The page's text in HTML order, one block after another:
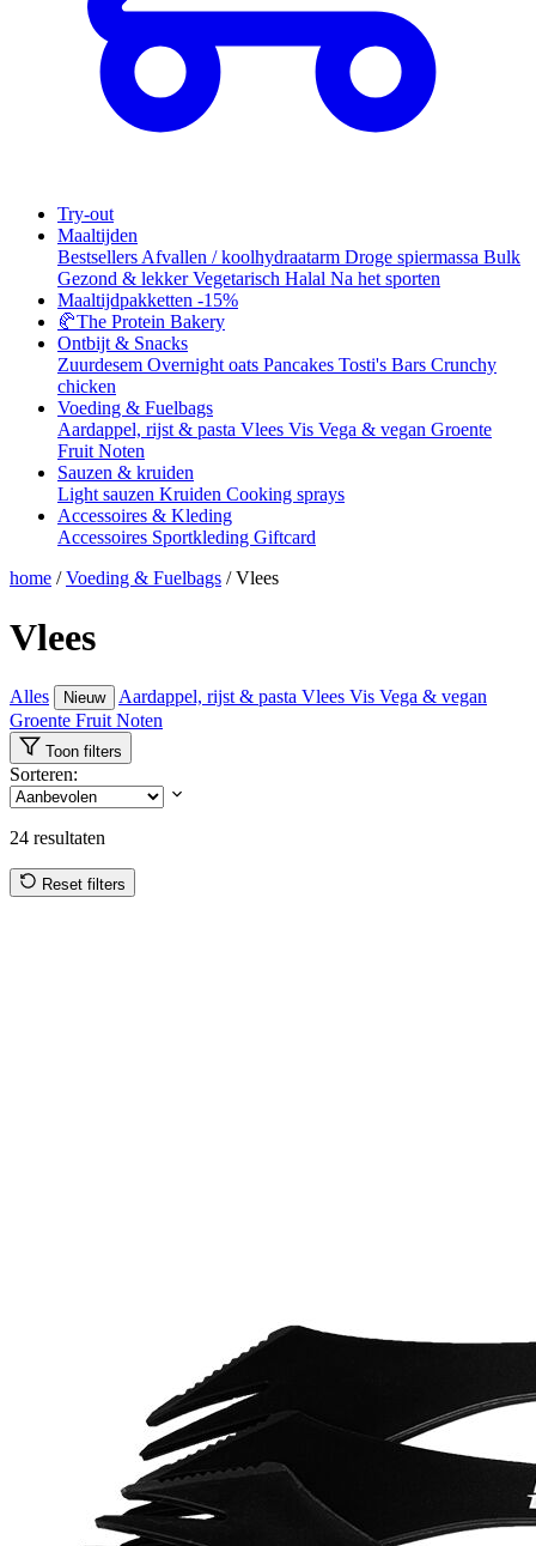
Try-out
Maaltijden
Bestsellers Afvallen / koolhydraatarm Droge spiermassa Bulk
Gezond & lekkerVegetarisch Halal Na het sporten
Maaltijdpakketten -15%
🥐The Protein Bakery
Ontbijt & Snacks
Zuurdesem Overnight oats Pancakes Tosti's Bars Crunchy
chicken
Voeding & Fuelbags
Aardappel, rijst & pasta Vlees Vis Vega & vegan Groente
Fruit Noten
Sauzen & kruiden
Light sauzen Kruiden Cooking sprays
Accessoires & Kleding
Accessoires Sportkleding Giftcard
home / Voeding & Fuelbags / Vlees
Vlees
Alles Nieuw Aardappel, rijst & pasta Vlees Vis Vega & vegan
Groente Fruit Noten
Toon filters
Sorteren:
24 resultaten
Reset filters